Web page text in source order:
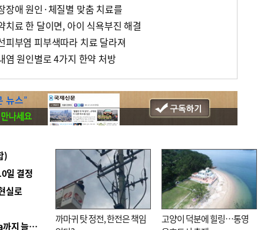
장애 원인·체질별 맞춤 치료를
료 한 달이면, 아이 식욕부진 해결
피부염 피부색따라 치료 달라져
염 원인별로 4가지 한약 처방
)
일 결정
실로
■ 경남 농정 비전 ‘잘 사는 농촌’…스마트팜 1000㏊까지 늘린다
까마귀 탓 정전, 한전은 책임
고양이 덕분에 힐링…통영